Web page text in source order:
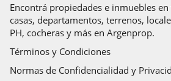
Encontrá propiedades e inmuebles
casas, departamentos, terrenos,
PH, cocheras y más en Argenprop.
Términos y Condiciones
Normas de Confidencialidad y